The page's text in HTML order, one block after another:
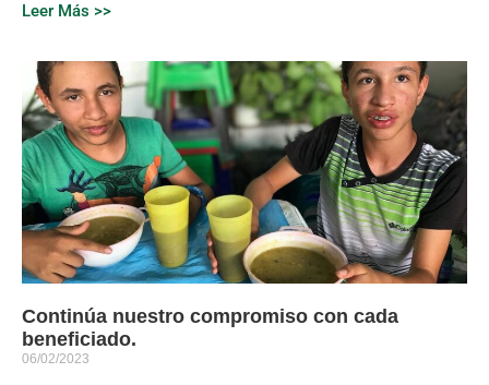
Leer Más >>
Continúa nuestro compromiso con cada
beneficiado.
06/02/2023